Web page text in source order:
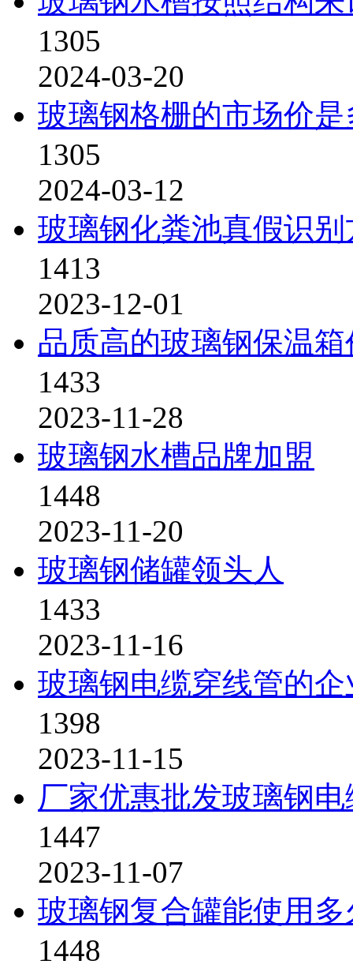
1305
2024-03-20
玻璃钢格栅的市场价是
1305
2024-03-12
玻璃钢化粪池真假识别
1413
2023-12-01
品质高的玻璃钢保温
1433
2023-11-28
玻璃钢水槽品牌加盟
1448
2023-11-20
玻璃钢储罐领头人
1433
2023-11-16
玻璃钢电缆穿线管的
1398
2023-11-15
厂家优惠批发玻璃钢
1447
2023-11-07
玻璃钢复合罐能使用多
1448